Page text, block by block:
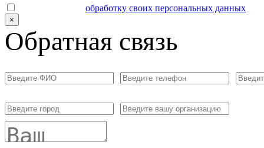
обработку своих персональных данных
×
Обратная связь